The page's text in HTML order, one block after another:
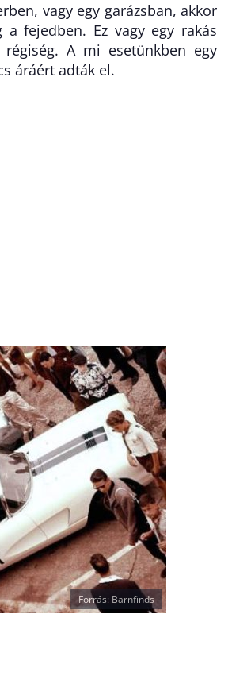
vagy egy garázsban, akkor
fejedben. Ez vagy egy rakás
A mi esetünkben egy
áráért adták el.
Forrás: Barnfinds